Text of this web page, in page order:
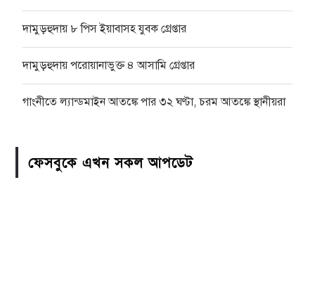
দামুড়হুদায় ৮ পিস ইয়াবাসহ যুবক গ্রেপ্তার
দামুড়হুদায় পরোয়ানাভুক্ত ৪ আসামি গ্রেপ্তার
গাংনীতে ল্যান্ডমাইন আতঙ্কে পার ৩২ ঘণ্টা, চরম আতঙ্কে স্থানীয়রা
ফেসবুকে এখন সকল আপডেট